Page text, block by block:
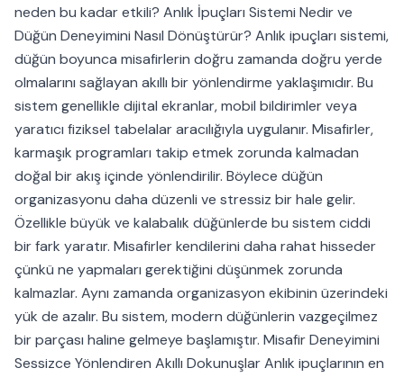
neden bu kadar etkili? Anlık İpuçları Sistemi Nedir ve
Düğün Deneyimini Nasıl Dönüştürür? Anlık ipuçları sistemi,
düğün boyunca misafirlerin doğru zamanda doğru yerde
olmalarını sağlayan akıllı bir yönlendirme yaklaşımıdır. Bu
sistem genellikle dijital ekranlar, mobil bildirimler veya
yaratıcı fiziksel tabelalar aracılığıyla uygulanır. Misafirler,
karmaşık programları takip etmek zorunda kalmadan
doğal bir akış içinde yönlendirilir. Böylece düğün
organizasyonu daha düzenli ve stressiz bir hale gelir.
Özellikle büyük ve kalabalık düğünlerde bu sistem ciddi
bir fark yaratır. Misafirler kendilerini daha rahat hisseder
çünkü ne yapmaları gerektiğini düşünmek zorunda
kalmazlar. Aynı zamanda organizasyon ekibinin üzerindeki
yük de azalır. Bu sistem, modern düğünlerin vazgeçilmez
bir parçası haline gelmeye başlamıştır. Misafir Deneyimini
Sessizce Yönlendiren Akıllı Dokunuşlar Anlık ipuçlarının en